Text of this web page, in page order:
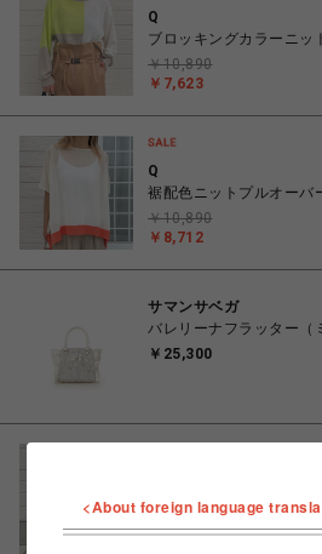
Q
ブロッキングカラーニッ
￥7,623
￥10,890
Q
裾配色ニットプルオーバ
￥8,712
￥10,890
サマンサベガ
バレリーナフラッター（
￥25,300
【セットアップ対応】
ツ
￥14,960
<About foreign language